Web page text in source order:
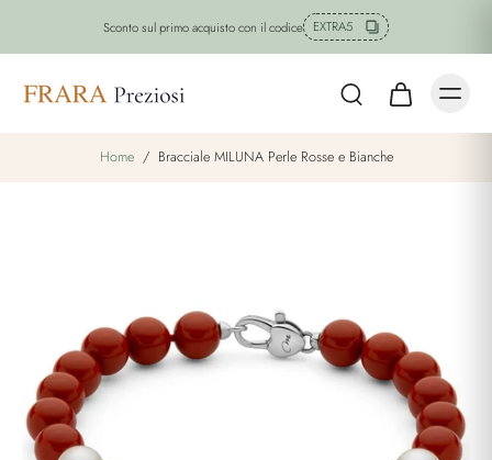
Sconto sul primo acquisto con il codice EXTRA5
Home / Bracciale MILUNA Perle Rosse e Bianche